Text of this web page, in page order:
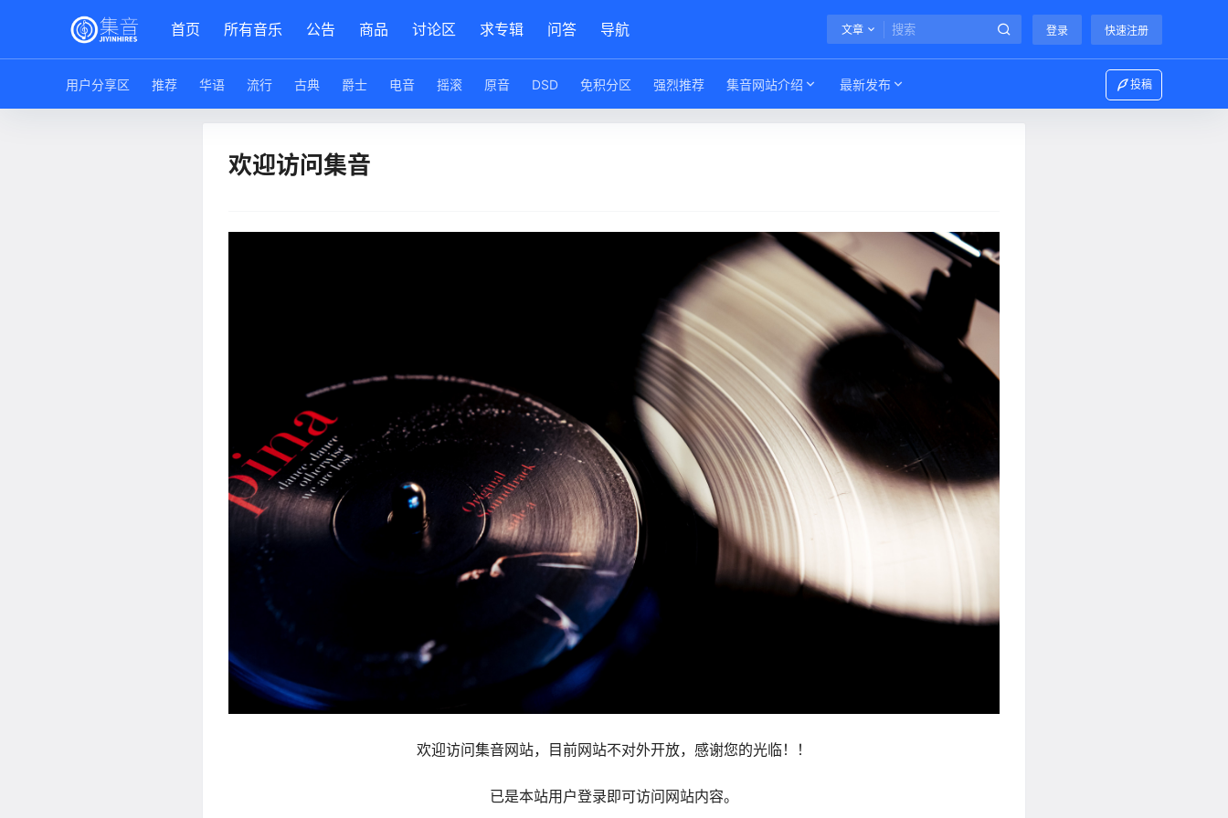
首页 所有音乐 公告 商品 讨论区 求专辑 问答 导航 文章 登录 快速注册
用户分享区 推荐 华语 流行 古典 爵士 电音 摇滚 原音 DSD 免积分区 强烈推荐 集音网站介绍 最新发布 投稿
欢迎访问集音
欢迎访问集音网站，目前网站不对外开放，感谢您的光临！！
已是本站用户登录即可访问网站内容。